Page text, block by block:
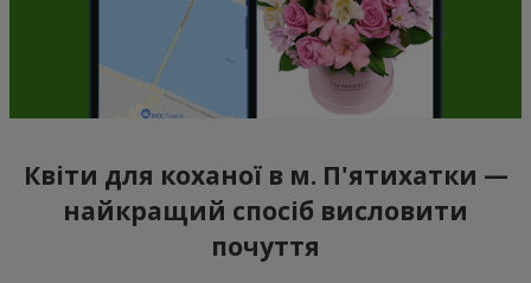
Квіти для коханої в м. П'ятихатки —
найкращий спосіб висловити
почуття